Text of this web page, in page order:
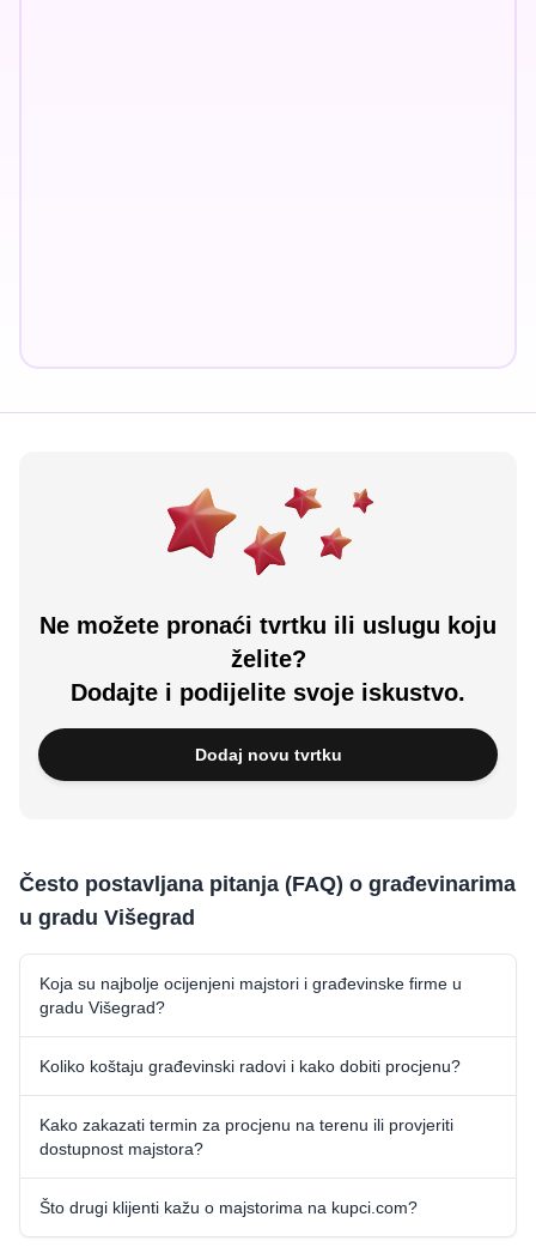
Ne možete pronaći tvrtku ili uslugu koju
želite?
Dodajte i podijelite svoje iskustvo.
Dodaj novu tvrtku
Često postavljana pitanja (FAQ) o građevinarima
u gradu Višegrad
Koja su najbolje ocijenjeni majstori i građevinske firme u
gradu Višegrad?
Koliko koštaju građevinski radovi i kako dobiti procjenu?
Kako zakazati termin za procjenu na terenu ili provjeriti
dostupnost majstora?
Što drugi klijenti kažu o majstorima na kupci.com?